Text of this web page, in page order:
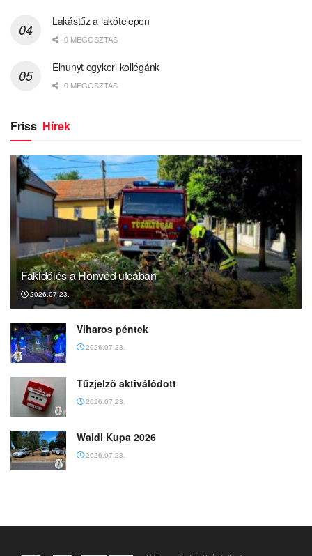
Lakástűz a lakótelepen
0 MEGOSZTÁS
Elhunyt egykori kollégánk
0 MEGOSZTÁS
Friss Hírek
Fakidőlés a Honvéd utcában
2026.07.23.
Viharos péntek
2026.07.23.
Tűzjelző aktiválódott
2026.07.23.
Waldi Kupa 2026
2026.07.23.